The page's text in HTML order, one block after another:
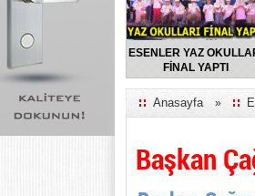
ESENLER YAZ
FİNAL YAPTI
Anasayfa »
Başkan